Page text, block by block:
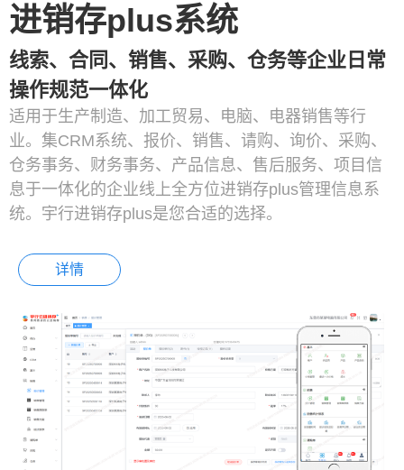
进销存plus系统
线索、合同、销售、采购、仓务等企业日常
操作规范一体化
适用于生产制造、加工贸易、电脑、电器销售等行
业。集CRM系统、报价、销售、请购、询价、采购、
仓务事务、财务事务、产品信息、售后服务、项目信
息于一体化的企业线上全方位进销存plus管理信息系
统。宇行进销存plus是您合适的选择。
详情